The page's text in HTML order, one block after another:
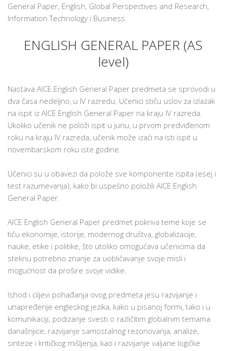
General Paper, English, Global Perspectives and Research,
Information Technology i Business.
ENGLISH GENERAL PAPER (AS
level)
Nastava AICE English General Paper predmeta se sprovodi u
dva časa nedeljno, u IV razredu. Učenici stiču uslov za izlazak
na ispit iz AICE English General Paper na kraju IV razreda.
Ukoliko učenik ne položi ispit u junu, u prvom predviđenom
roku na kraju IV razreda, učenik može izaći na isti ispit u
novembarskom roku iste godine.
Učenici su u obavezi da polože sve komponente ispita (esej i
test razumevanja), kako bi uspešno položili AICE English
General Paper.
AICE English General Paper predmet pokriva teme koje se
tiču ekonomije, istorije, modernog društva, globalizacije,
nauke, etike i politike, što utoliko omogućava učenicima da
steknu potrebno znanje za uobličavanje svoje misli i
mogućnost da prošire svoje vidike.
Ishod i ciljevi pohađanja ovog predmeta jesu razvijanje i
unapređenje engleskog jezika, kako u pisanoj formi, tako i u
komunikaciji; podizanje svesti o različitim globalnim temama
današnjice; razvijanje samostalnog rezonovanja, analize,
sinteze i kritičkog mišljenja, kao i razvijanje valjane logičke